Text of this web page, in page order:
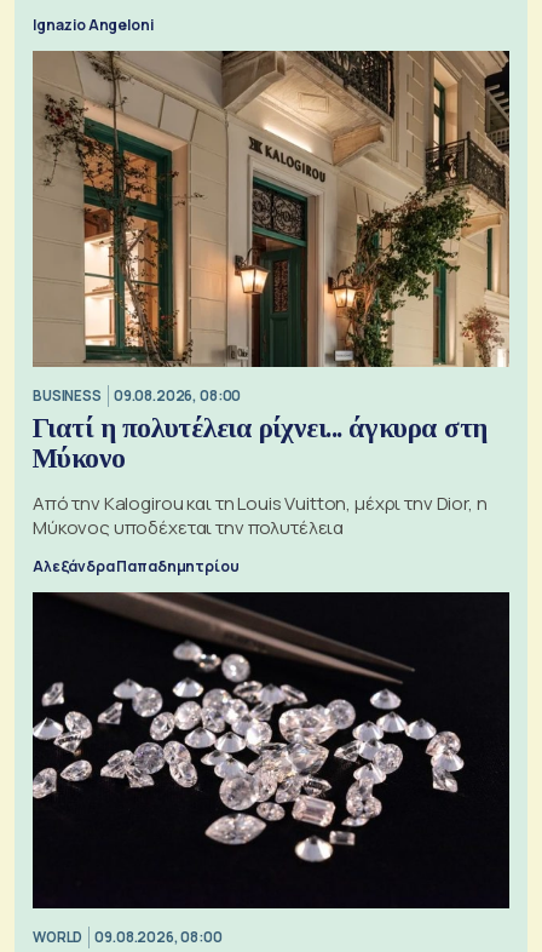
Ignazio Angeloni
BUSINESS 09.08.2026, 08:00
Γιατί η πολυτέλεια ρίχνει... άγκυρα στη
Μύκονο
Από την Kalogirou και τη Louis Vuitton, μέχρι την Dior, η
Μύκονος υποδέχεται την πολυτέλεια
Αλεξάνδρα Παπαδημητρίου
WORLD 09.08.2026, 08:00